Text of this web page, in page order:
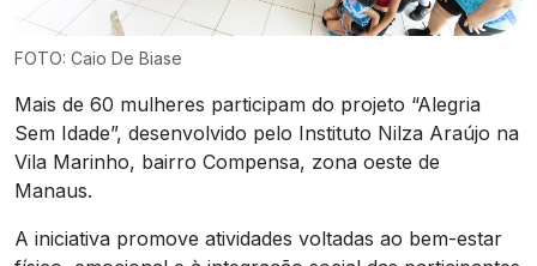
FOTO: Caio De Biase
Mais de 60 mulheres participam do projeto “Alegria
Sem Idade”, desenvolvido pelo Instituto Nilza Araújo na
Vila Marinho, bairro Compensa, zona oeste de
Manaus.
A iniciativa promove atividades voltadas ao bem-estar